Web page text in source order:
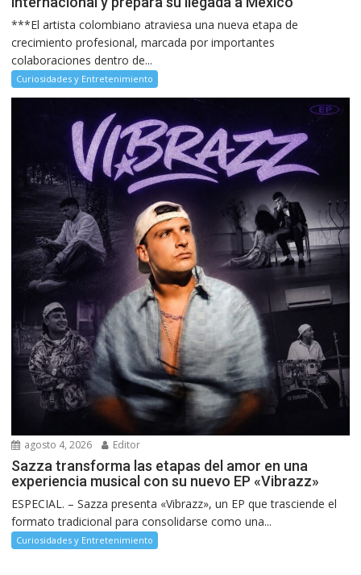
***El artista colombiano atraviesa una nueva etapa de
crecimiento profesional, marcada por importantes
colaboraciones dentro de...
Curiosidades y Entretenimiento
agosto 4, 2026 Editor
Sazza transforma las etapas del amor en una
experiencia musical con su nuevo EP «Vibrazz»
ESPECIAL. – Sazza presenta «Vibrazz», un EP que trasciende el
formato tradicional para consolidarse como una...
Curiosidades y Entretenimiento